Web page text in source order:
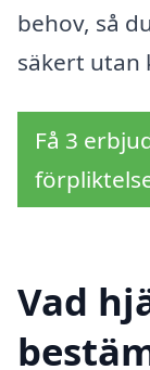
behov, så
säkert utan
Få 3
Vad